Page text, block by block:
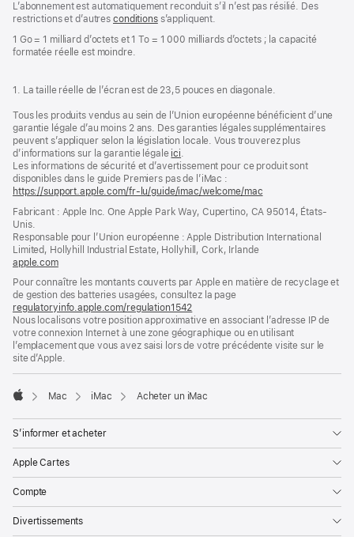
L’abonnement est automatiquement reconduit s’il n’est pas résilié. Des
restrictions et d’autres conditionss’appliquent.
1 Go = 1 milliard d’octets et 1 To = 1 000 milliards d’octets ; la capacité
formatée réelle est moindre.
1. La taille réelle de l’écran est de 23,5 pouces en diagonale.
Tous les produits vendus au sein de l’Union européenne bénéficient d’une
garantie légale d’au moins 2 ans. Des garanties légales supplémentaires
peuvent s’appliquer selon la législation locale. Vous trouverez plus
d’informations sur la garantie légale ici.
Les informations de sécurité et d’avertissement pour ce produit sont
disponibles dans le guide Premiers pas de l’iMac :
https://support.apple.com/fr-lu/guide/imac/welcome/mac
une
fenêtre)
Fabricant : Apple Inc. One Apple Park Way, Cupertino, CA 95014, États-
Unis.
Responsable pour l’Union européenne : Apple Distribution International
Limited, Hollyhill Industrial Estate, Hollyhill, Cork, Irlande
apple.com(s’ouvre
une
nouvelle
fenêtre)
Pour connaître les montants couverts par Apple en matière de recyclage et
de gestion des batteries usagées, consultez la page
regulatoryinfo.apple.com/regulation1542
dans
une
nouvelle
Nous localisons votre position approximative en associant l’adresse IP de
votre connexion Internet à une zone géographique ou en utilisant
l’emplacement que vous avez saisi lors de votre précédente visite sur le
site d’Apple.
Mac iMac Acheter un iMac
S’informer et acheter
Apple Cartes
Compte
Divertissements